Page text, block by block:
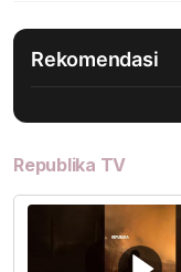
Rekomendasi
Republika TV